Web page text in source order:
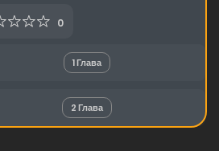
0
1 Глава
2 Глава